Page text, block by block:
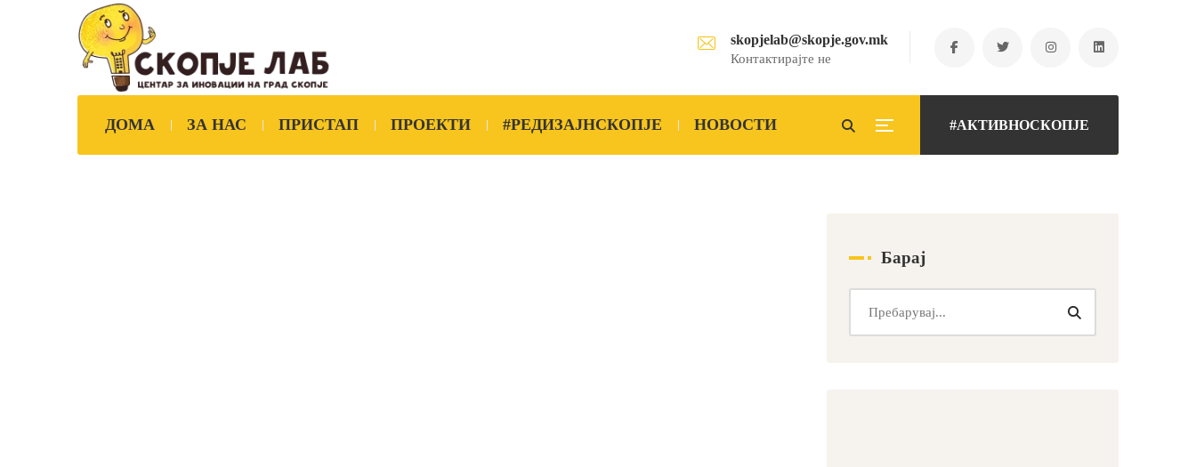
skopjelab@skopje.gov.mk
Контактирајте не
#АКТИВНОСКОПЈЕ
ДОМА ЗА НАС ПРИСТАП ПРОЕКТИ #РЕДИЗАЈНСКОПЈЕ НОВОСТИ
Барај